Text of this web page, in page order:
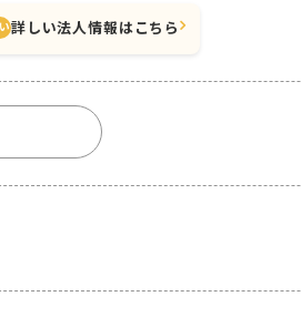
詳しい法人情報はこちら